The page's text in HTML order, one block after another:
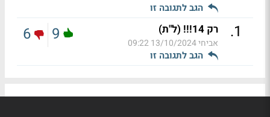
הגב לתגובה זו
1
. רק 14!!! (ל"ת)
אביחי13/10/2024 09:22
הגב לתגובה זו
9
6